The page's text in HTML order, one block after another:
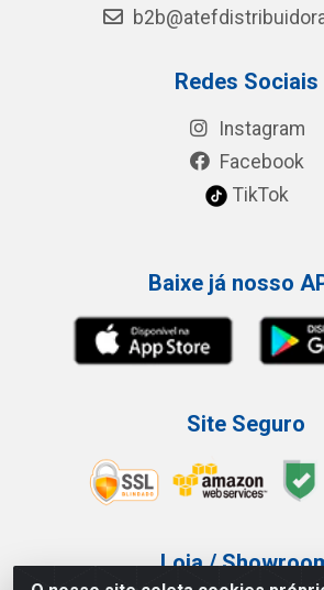
Redes Sociais
Instagram
Facebook
TikTok
Baixe já nosso
Site Seguro
Loja /